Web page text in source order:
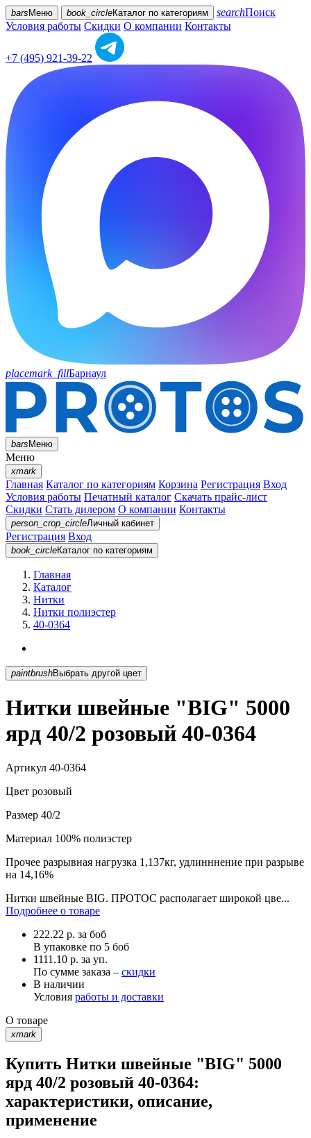
bars Меню book_circleКаталог по категориям searchПоиск
Условия работы Скидки О компании Контакты
+7 (495) 921-39-22
placemark_fillБарнаул
barsМеню
Меню
xmark
Главная Каталог по категориям Корзина Регистрация Вход
Условия работы Печатный каталог Скачать прайс-лист
Скидки Стать дилером О компании Контакты
person_crop_circleЛичный кабинет
Регистрация Вход
book_circleКаталог по категориям
Главная
Каталог
Нитки
Нитки полиэстер
40-0364
paintbrush Выбрать другой цвет
Нитки швейные "BIG" 5000
ярд 40/2 розовый 40-0364
Артикул 40-0364
Цвет розовый
Размер 40/2
Материал 100% полиэстер
Прочее разрывная нагрузка 1,137кг, удлинннение при разрыве
на 14,16%
Нитки швейные BIG. ПРОТОС располагает широкой цве...
Подробнее о товаре
222.22 р. за боб
В упаковке по 5 боб
1111.10 р. за уп.
По сумме заказа – скидки
В наличии
Условия работы и доставки
О товаре
xmark
Купить Нитки швейные "BIG" 5000
ярд 40/2 розовый 40-0364:
характеристики, описание,
применение